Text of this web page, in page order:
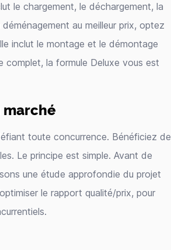
le chargement, le déchargement, la
au meilleur prix, optez
inclut le montage et le démontage
complet, la formule Deluxe vous est
toute concurrence. Bénéficiez de
Le principe est simple. Avant de
une étude approfondie du projet
le rapport qualité/prix, pour